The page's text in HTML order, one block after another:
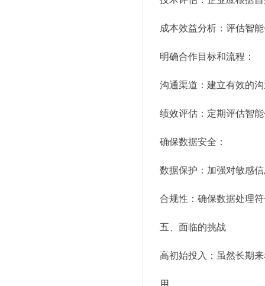
成本效益分析：评估智
明确合作目标和流程：
沟通渠道：建立有效的
绩效评估：定期评估智
确保数据安全：
数据保护：加强对敏感
合规性：确保数据处理
五、面临的挑战
高初始投入：虽然长期
用。